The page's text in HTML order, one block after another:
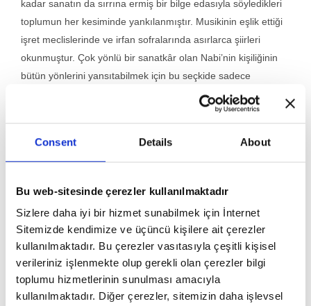
Consent Details About
Bu web-sitesinde çerezler kullanılmaktadır
Sizlere daha iyi bir hizmet sunabilmek için İnternet
Sitemizde kendimize ve üçüncü kişilere ait çerezler
kullanılmaktadır. Bu çerezler vasıtasıyla çeşitli kişisel
verileriniz işlenmekte olup gerekli olan çerezler bilgi
toplumu hizmetlerinin sunulması amacıyla
kullanılmaktadır. Diğer çerezler, sitemizin daha işlevsel
kadar sanatın da sırrına ermiş bir bilge edasıyla söyledikleri
toplumun her kesiminde yankılanmıştır. Musikinin eşlik ettiği
işret meclislerinde ve irfan sofralarında asırlarca şiirleri
okunmuştur. Çok yönlü bir sanatkâr olan Nabi’nin kişiliğinin
bütün yönlerini yansıtabilmek için bu seçkide sadece
şiirlerinden değil diğer eserlerinden de örneklere yer